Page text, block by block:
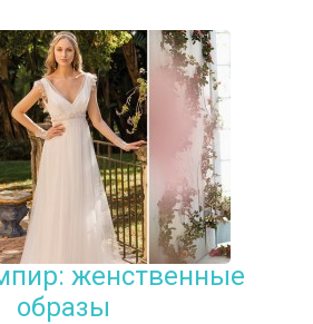
женственные
образы